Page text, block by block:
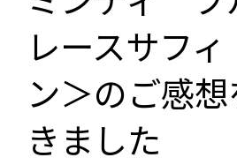
レースサフ
ン＞のご感
きました